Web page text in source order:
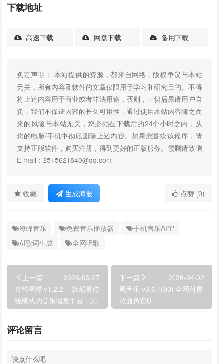
下载地址
高速下载 网盘下载 备用下载
免责声明： 本站提供的资源，都来自网络，版权争议与本站
无关，所有内容及软件的文章仅限用于学习和研究目的。不得
将上述内容用于商业或者非法用途，否则，一切后果请用户自
负，我们不保证内容的长久可用性，通过使用本站内容随之而
来的风险与本站无关，您必须在下载后的24个小时之内，从
您的电脑/手机中彻底删除上述内容。如果您喜欢该程序，请
支持正版软件，购买注册，得到更好的正版服务。侵删请致信
E-mail：2515621840@qq.com
收藏 生成海报 点赞 (0)
海绵音乐 免费音乐播放器
手机音乐APP
AI歌词生成
全网听歌
上一篇
2026-03-27
奇酷星球 v1.2.2 一款颠覆传
统模式的音乐播放平台，无
下一篇
2026-04-02
飓音乐 v3.6.1(90) 全网付费
歌曲免费听
评论留言